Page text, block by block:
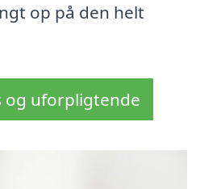
op på den helt
og uforpligtende